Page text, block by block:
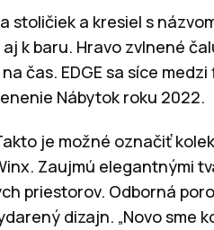
stoličiek a kresiel s
k baru. Hravo zvlnené
čas. EDGE sa síce
Nábytok roku 2022.
je možné označiť
Zaujmú elegantnými
priestorov. Odborná
dizajn. „Novo sme